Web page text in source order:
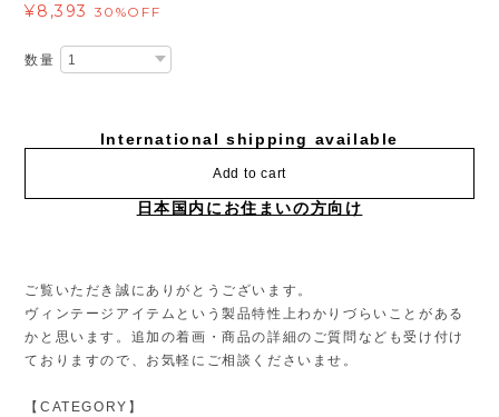
¥8,393 30%OFF
数量
International shipping available
Add to cart
日本国内にお住まいの方向け
ご覧いただき誠にありがとうございます。
ヴィンテージアイテムという製品特性上わかりづらいことがある
かと思います。追加の着画・商品の詳細のご質問なども受け付け
ておりますので、お気軽にご相談くださいませ。
【CATEGORY】